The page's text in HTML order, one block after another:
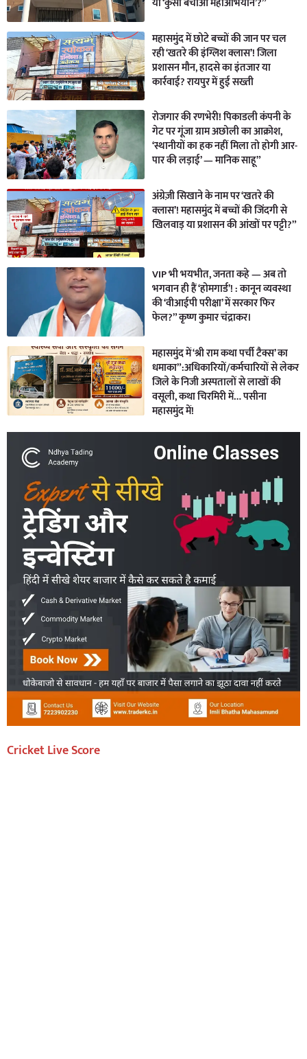
महासमुंद में छोटे बच्चों की जान पर चल
रही ‘खतरे की इंग्लिश क्लास’! जिला
प्रशासन मौन, हादसे का इंतजार या
कार्रवाई? रायपुर में हुई सख्ती
रोजगार की रणभेरी! पिकाडली कंपनी के
गेट पर गूंजा ग्राम अछोली का आक्रोश,
‘स्थानीयों का हक नहीं मिला तो होगी आर-
पार की लड़ाई’ — मानिक साहू”
अंग्रेज़ी सिखाने के नाम पर ‘खतरे की
क्लास’! महासमुंद में बच्चों की जिंदगी से
खिलवाड़ या प्रशासन की आंखों पर पट्टी?”
VIP भी भयभीत, जनता कहे — अब तो
भगवान ही हैं ‘होमगार्ड’! : कानून व्यवस्था
की ‘वीआईपी परीक्षा’ में सरकार फिर
फेल?” कृष्ण कुमार चंद्राकर।
महासमुंद में ‘श्री राम कथा पर्ची टैक्स’ का
धमाका”:अधिकारियों/कर्मचारियों से लेकर
जिले के निजी अस्पतालों से लाखों की
वसूली, कथा चिरमिरी में… पसीना
महासमुंद में!
Cricket Live Score